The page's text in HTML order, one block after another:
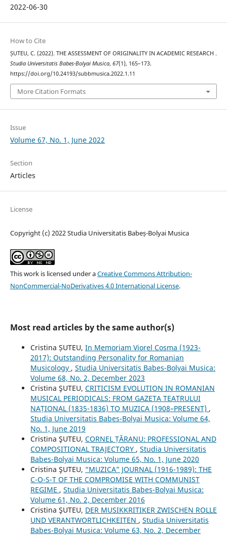
2022-06-30
How to Cite
ȘUTEU, C. (2022). THE ASSESSMENT OF ORIGINALITY IN ACADEMIC RESEARCH .
Studia Universitatis Babes-Bolyai Musica, 67(1), 165–173.
https://doi.org/10.24193/subbmusica.2022.1.11
More Citation Formats
Issue
Volume 67, No. 1, June 2022
Section
Articles
License
Copyright (c) 2022 Studia Universitatis Babeș-Bolyai Musica
This work is licensed under aCreative Commons Attribution-
NonCommercial-NoDerivatives 4.0 International License.
Most read articles by the same author(s)
Cristina ȘUTEU, In Memoriam Viorel Cosma (1923-
2017): Outstanding Personality for Romanian
Musicology , Studia Universitatis Babes-Bolyai Musica:
Volume 68, No. 2, December 2023
Cristina ŞUTEU, CRITICISM EVOLUTION IN ROMANIAN
MUSICAL PERIODICALS: FROM GAZETA TEATRULUI
NAȚIONAL (1835-1836) TO MUZICA (1908–PRESENT) ,
Studia Universitatis Babes-Bolyai Musica: Volume 64,
No. 1, June 2019
Cristina ŞUTEU, CORNEL ȚĂRANU: PROFESSIONAL AND
COMPOSITIONAL TRAJECTORY , Studia Universitatis
Babes-Bolyai Musica: Volume 65, No. 1, June 2020
Cristina ŞUTEU, “MUZICA” JOURNAL (1916-1989): THE
C-O-S-T OF THE COMPROMISE WITH COMMUNIST
REGIME , Studia Universitatis Babes-Bolyai Musica:
Volume 61, No. 2, December 2016
Cristina ŞUTEU, DER MUSIKKRITIKER ZWISCHEN ROLLE
UND VERANTWORTLICHKEITEN , Studia Universitatis
Babes-Bolyai Musica: Volume 63, No. 2, December